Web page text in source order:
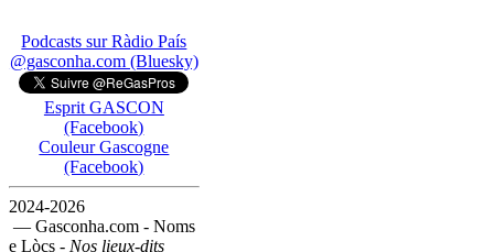
Podcasts sur Ràdio País
@gasconha.com (Bluesky)
Esprit GASCON
(Facebook)
Couleur Gascogne
(Facebook)
2024-2026
— Gasconha.com - Noms
e Lòcs - Nos lieux-dits